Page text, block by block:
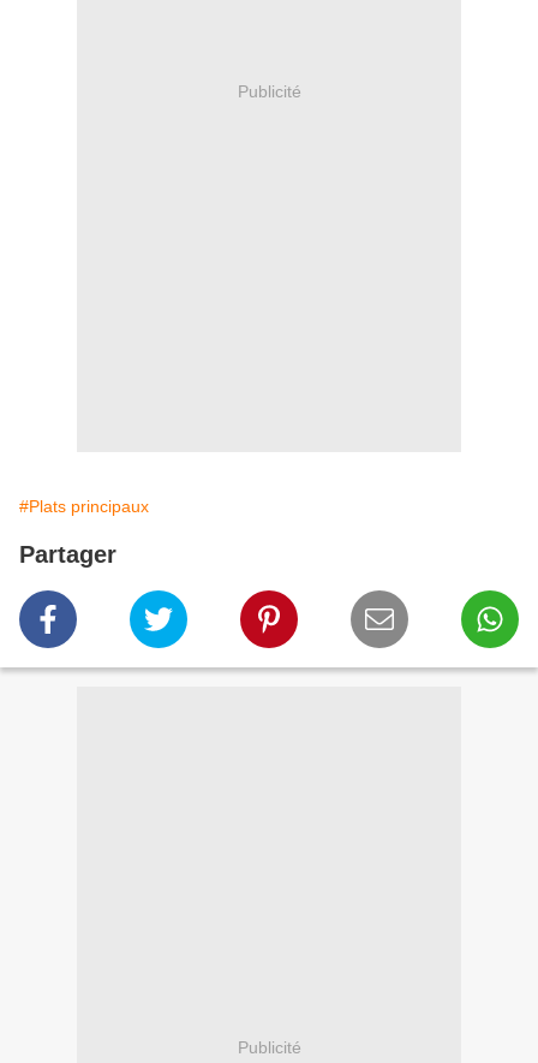
Publicité
#Plats principaux
Partager
Publicité